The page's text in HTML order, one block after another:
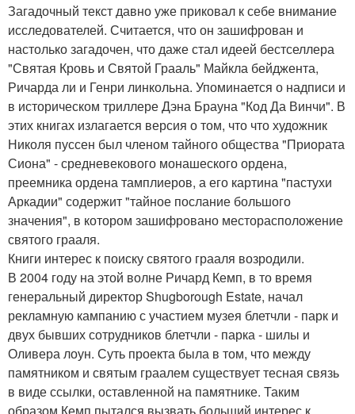
Загадочный текст давно уже приковал к себе внимание
исследователей. Считается, что он зашифрован и
настолько загадочен, что даже стал идеей бестселлера
"Святая Кровь и Святой Грааль" Майкла бейджента,
Ричарда ли и Генри линкольна. Упоминается о надписи и
в историческом триллере Дэна Брауна "Код Да Винчи". В
этих книгах излагается версия о том, что что художник
Николя пуссен был членом тайного общества "Приората
Сиона" - средневекового монашеского ордена,
преемника ордена тамплиеров, а его картина "пастухи
Аркадии" содержит "тайное послание большого
значения", в котором зашифровано месторасположение
святого грааля.
Книги интерес к поиску святого грааля возродили.
В 2004 году на этой волне Ричард Кемп, в то время
генеральный директор Shugborough Estate, начал
рекламную кампанию с участием музея блетчли - парк и
двух бывших сотрудников блетчли - парка - шилы и
Оливера лоун. Суть проекта была в том, что между
памятником и святым граалем существует тесная связь
в виде ссылки, оставленной на памятнике. Таким